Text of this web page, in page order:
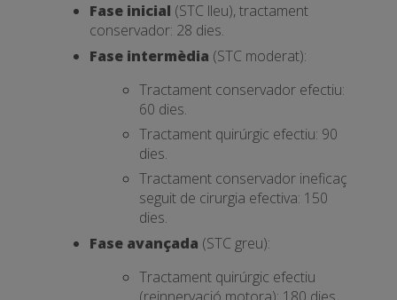
Fase inicial (STC lleu), tractament
conservador: 28 dies.
Fase intermèdia (STC moderat):
Tractament conservador efectiu:
60 dies.
Tractament quirúrgic efectiu: 90
dies.
Tractament conservador ineficaç
seguit de cirurgia efectiva: 150
dies.
Fase avançada (STC greu):
Tractament quirúrgic efectiu